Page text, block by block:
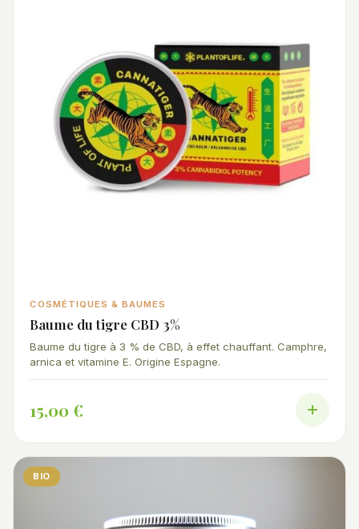
COSMÉTIQUES & BAUMES
Baume du tigre CBD 3%
Baume du tigre à 3 % de CBD, à effet chauffant. Camphre,
arnica et vitamine E. Origine Espagne.
15,00 €
BIO